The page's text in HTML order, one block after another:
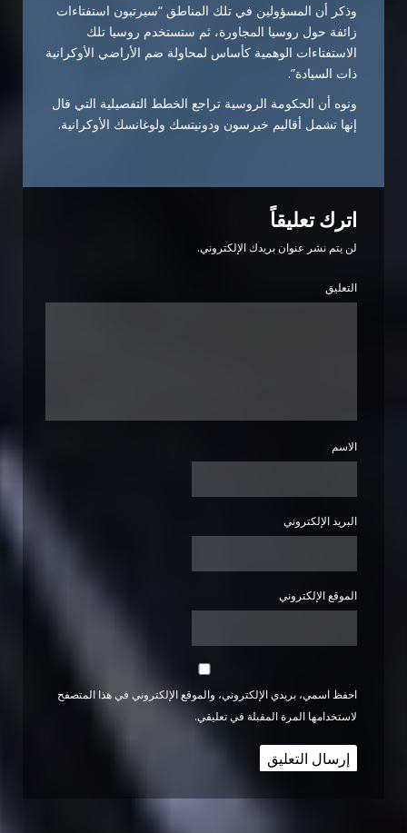
وذكر أن المسؤولين في تلك المناطق “سيرتبون استفتاءات
زائفة حول روسيا المجاورة، ثم ستستخدم روسيا تلك
الاستفتاءات الوهمية كأساس لمحاولة ضم الأراضي الأوكرانية
ذات السيادة”.
ونوه أن الحكومة الروسية تراجع الخطط التفصيلية التي قال
إنها تشمل أقاليم خيرسون ودونيتسك ولوغانسك الأوكرانية.
اترك تعليقاً
لن يتم نشر عنوان بريدك الإلكتروني.
التعليق
الاسم
البريد الإلكتروني
الموقع الإلكتروني
احفظ اسمي، بريدي الإلكتروني، والموقع الإلكتروني في هذا المتصفح
لاستخدامها المرة المقبلة في تعليقي.